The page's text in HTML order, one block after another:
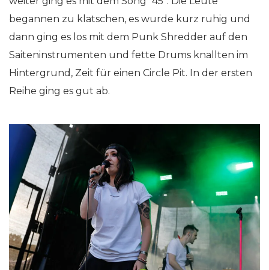
begannen zu klatschen, es wurde kurz ruhig und
dann ging es los mit dem Punk Shredder auf den
Saiteninstrumenten und fette Drums knallten im
Hintergrund, Zeit für einen Circle Pit. In der ersten
Reihe ging es gut ab.